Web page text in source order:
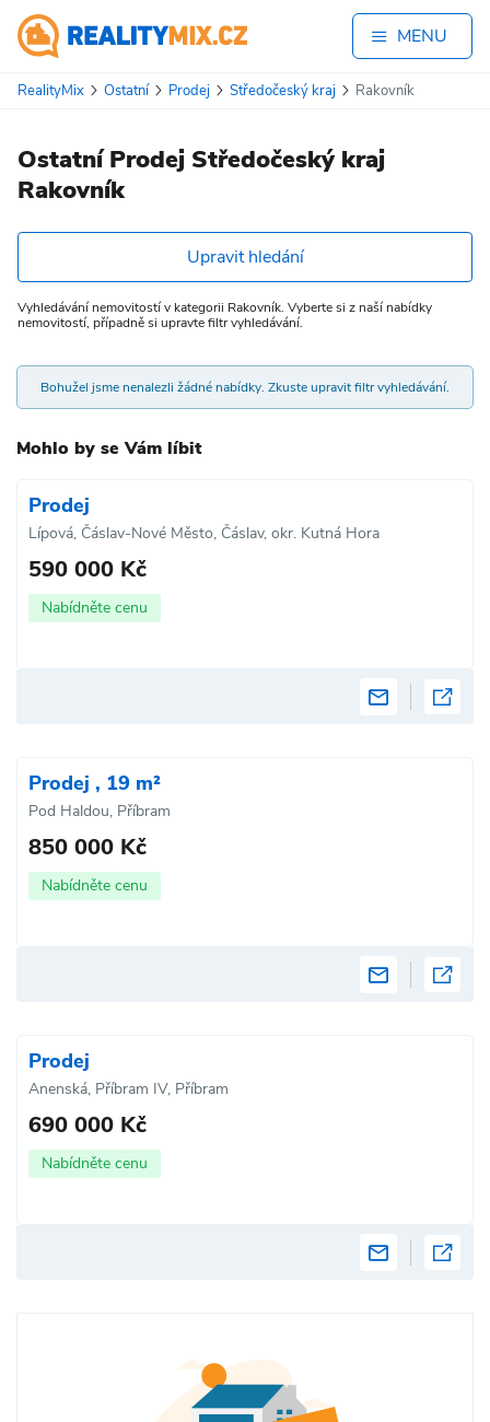
MENU
RealityMix Ostatní Prodej Středočeský kraj Rakovník
Ostatní Prodej Středočeský kraj
Rakovník
Upravit hledání
Vyhledávání nemovitostí v kategorii Rakovník. Vyberte si z naší nabídky
nemovitostí, případně si upravte filtr vyhledávání.
Bohužel jsme nenalezli žádné nabídky. Zkuste upravit filtr vyhledávání.
Mohlo by se Vám líbit
Prodej
Lípová, Čáslav-Nové Město, Čáslav, okr. Kutná Hora
590 000 Kč
Nabídněte cenu
Prodej , 19 m²
Pod Haldou, Příbram
850 000 Kč
Nabídněte cenu
Prodej
Anenská, Příbram IV, Příbram
690 000 Kč
Nabídněte cenu